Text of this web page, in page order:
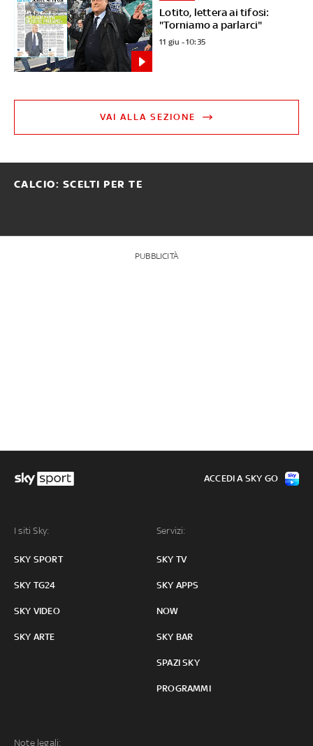
Lotito, lettera ai tifosi:
"Torniamo a parlarci"
11 giu - 10:35
VAI ALLA SEZIONE
CALCIO: SCELTI PER TE
PUBBLICITÀ
I siti Sky:
SKY SPORT
SKY TG24
SKY VIDEO
SKY ARTE
Servizi:
SKY TV
SKY APPS
NOW
SKY BAR
SPAZI SKY
PROGRAMMI
Note legali:
ACCEDI A SKY GO